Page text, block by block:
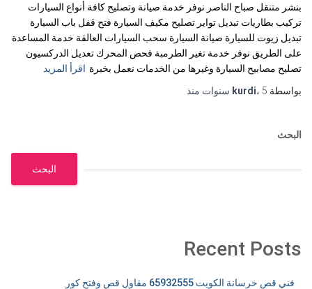
بنشر متنقل صباح الناصر نوفر خدمة صيانة وتصليح كافة أنواع السيارات
تركيب بطاريات تبديل تواير تصليح مكيف السيارة فتح قفل باب السيارة
تبديل زيوت للسيارة صيانة السيارة سحب السيارات العالقة خدمة المساعدة
على الطريق نوفر خدمة تغير الطرمبة فحص المحرك تعديل الدركسيون
تصليح مصابيح السيارة وغيرها من الخدمات نعمل بخبرة اقرأ المزيد
بواسطة
kurdi، 5 سنوات منذ
البحث
البحث
Recent Posts
فني قص خرسانة الكويت 65932555 مقاول قص وفتح كور